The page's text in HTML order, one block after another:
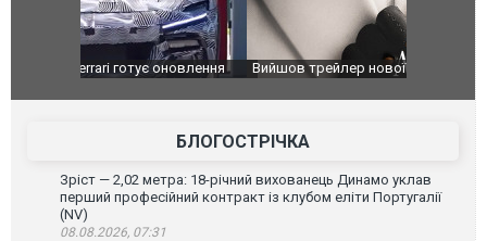
Вийшов трейлер нової екранізації легендарного
фільму "Афера Томаса Крауна"
БЛОГОСТРІЧКА
Зріст — 2,02 метра: 18-річний вихованець Динамо уклав
перший професійний контракт із клубом еліти Португалії
(NV)
08.08.2026, 07:31